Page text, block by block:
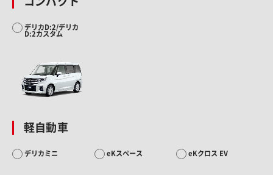
デリカD:2/デリカ
D:2カスタム
軽自動車
デリカミニ eKスペース eKクロス EV